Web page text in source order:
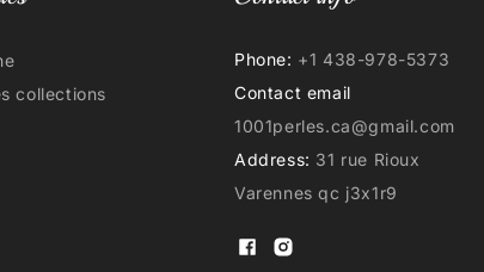
collections
Phone: +1 438-978-5373
Contact email
1001perles.ca@gmail.com
Address: 31 rue Rioux
Varennes qc j3x1r9
FacebookInstagram